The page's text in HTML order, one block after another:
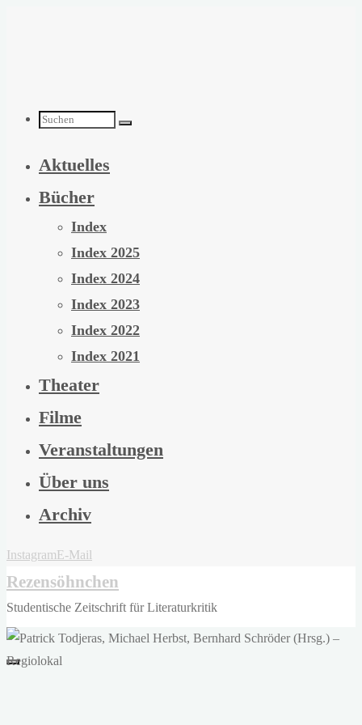
Suchen
nach:
Aktuelles
Bücher
Index
Index 2025
Index 2024
Index 2023
Index 2022
Index 2021
Theater
Filme
Veranstaltungen
Über uns
Archiv
InstagramE-Mail
Rezensöhnchen
Studentische Zeitschrift für Literaturkritik